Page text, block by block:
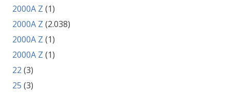
2000A Z (1)
2000A Z (2.038)
2000A Z (1)
2000A Z (1)
22 (3)
25 (3)